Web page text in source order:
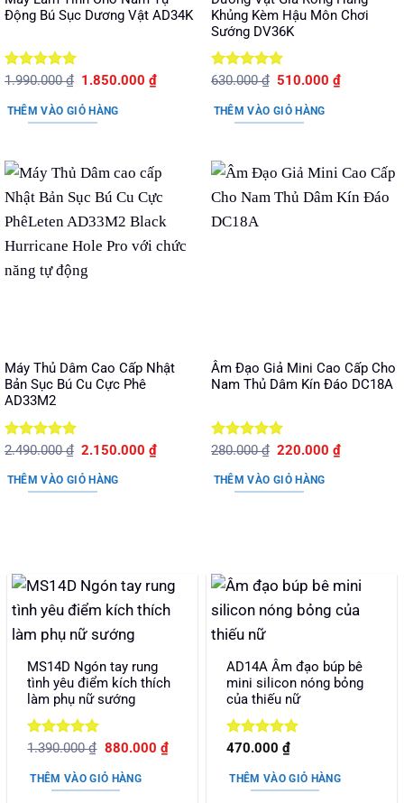
Động Bú Sục Dương Vật AD34K
Được xếp
sao
1.990.000₫ Giá
là:
1.990.000 ₫.
1.850.000₫Giá
THÊM VÀO GIỎ HÀNG
Khủng Kèm Hậu Môn Chơi
Sướng DV36K
Được xếp
sao
630.000₫ Giá
là:
630.000 ₫.
510.000₫Giá
THÊM VÀO GIỎ HÀNG
Máy Thủ Dâm Cao Cấp Nhật
Bản Sục Bú Cu Cực Phê
AD33M2
Được xếp
sao
2.490.000₫ Giá
là:
2.490.000 ₫.
2.150.000₫Giá
THÊM VÀO GIỎ HÀNG
Âm Đạo Giả Mini Cao Cấp Cho
Nam Thủ Dâm Kín Đáo DC18A
Được xếp
sao
280.000₫ Giá
là:
280.000 ₫.
220.000₫Giá
THÊM VÀO GIỎ HÀNG
MS14D Ngón tay rung
tình yêu điểm kích thích
làm phụ nữ sướng
Được xếp
sao
1.390.000₫ Giá
là:
1.390.000 ₫.
880.000 ₫Giá
hiện
THÊM VÀO GIỎ HÀNG
AD14A Âm đạo búp bê
mini silicon nóng bỏng
của thiếu nữ
Được xếp
sao
470.000₫
THÊM VÀO GIỎ HÀNG